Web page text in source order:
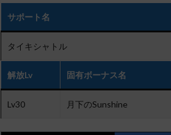
サポート名
タイキシャトル
解放Lv 固有ボーナス名
Lv30 月下のSunshine